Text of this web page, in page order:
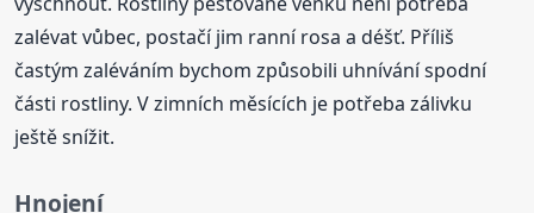
zalévat vůbec, postačí jim ranní rosa a déšť. Příliš
častým zaléváním bychom způsobili uhnívání spodní
části rostliny. V zimních měsících je potřeba zálivku
ještě snížit.
Hnojení